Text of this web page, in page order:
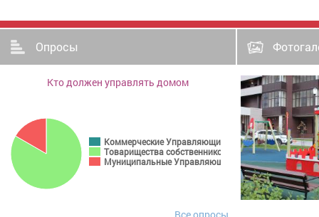
Опросы
Кто должен управлять домом
Коммерческие Управляющие компании
Товарищества собственников недвижимости
Муниципальные Управляющие компании